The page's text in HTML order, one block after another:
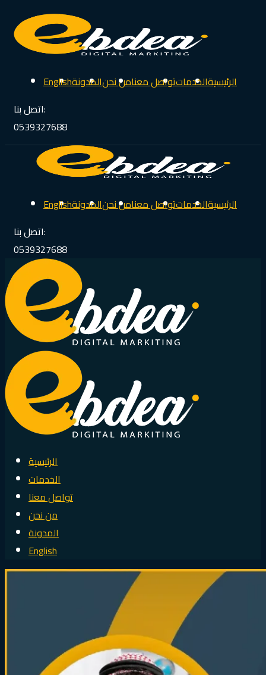
الرئيسيةالخدماتتواصل معنامن نحنالمدونةEnglish
اتصل بنا:
0539327688
الرئيسيةالخدماتتواصل معنامن نحنالمدونةEnglish
اتصل بنا:
0539327688
الرئيسية
الخدمات
تواصل معنا
من نحن
المدونة
English